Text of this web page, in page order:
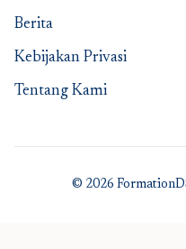
Berita
Kebijakan Privasi
Tentang Kami
© 2026